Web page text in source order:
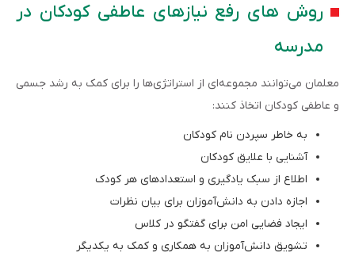
روش های رفع نیازهای عاطفی کودکان در
مدرسه
معلمان می‌توانند مجموعه‌ای از استراتژی‌ها را برای کمک به رشد جسمی
و عاطفی کودکان اتخاذ کنند:
به خاطر سپردن نام کودکان
آشنایی با علایق کودکان
اطلاع از سبک یادگیری و استعدادهای هر کودک
اجازه دادن به دانش‌آموزان برای بیان نظرات
ایجاد فضایی امن برای گفتگو در کلاس
تشویق دانش‌آموزان به همکاری و کمک به یکدیگر